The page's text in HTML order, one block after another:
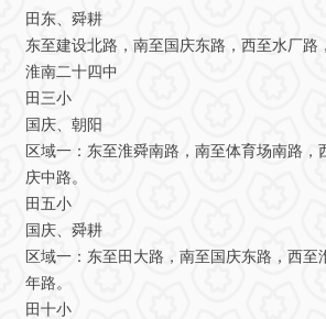
田东、舜耕
东至建设北路，南至国庆东路，西至水厂路
淮南二十四中
田三小
国庆、朝阳
区域一：东至淮舜南路，南至体育场南路
庆中路。
田五小
国庆、舜耕
区域一：东至田大路，南至国庆东路，西
年路。
田十小